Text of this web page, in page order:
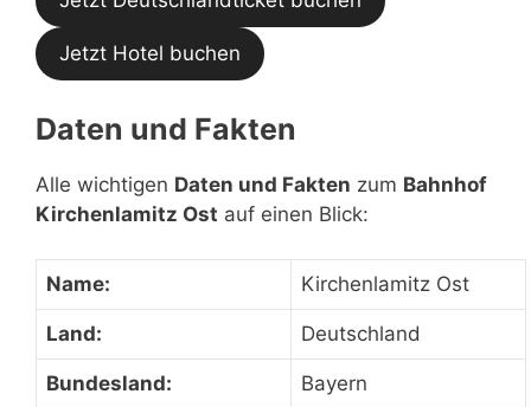
Jetzt Hotel buchen
Daten und Fakten
Alle wichtigen Daten und Fakten zum Bahnhof
Kirchenlamitz Ost auf einen Blick:
Name: Kirchenlamitz Ost
Land: Deutschland
Bundesland: Bayern